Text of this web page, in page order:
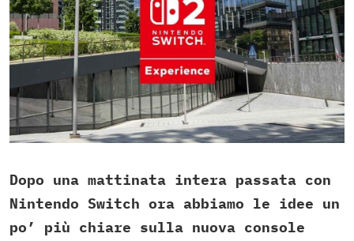
Dopo una mattinata intera passata con
Nintendo Switch ora abbiamo le idee un
po’ più chiare sulla nuova console